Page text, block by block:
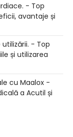
- Top
avantaje și
- Top
și utilizarea
cu Maalox -
a Acutil și